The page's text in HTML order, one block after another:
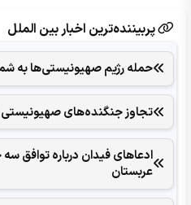
پربیننده‌ترین اخبار بین الملل
حمله رژیم صهیونیستی‌ها به
تجاوز جنگنده‌های صهیونیستی
ادعاهای فیدان درباره توافق سه
عربستان